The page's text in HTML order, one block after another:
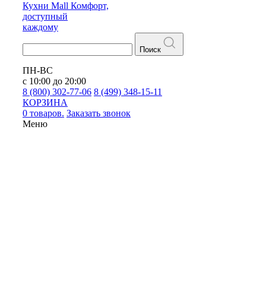
Кухни Mall Комфорт,
доступный
каждому
Поиск
ПН-ВС
с 10:00 до 20:00
8 (800) 302-77-06 8 (499) 348-15-11
КОРЗИНА
0 товаров. Заказать звонок
Меню